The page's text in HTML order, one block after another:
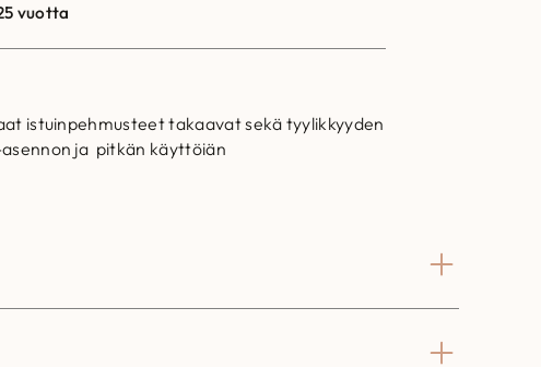
vuotta
istuinpehmusteet takaavat sekä tyylikkyyden
ja pitkän käyttöiän